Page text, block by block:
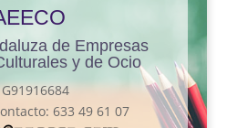
de Empresas
y de Ocio
G91916684
633 49 61 07